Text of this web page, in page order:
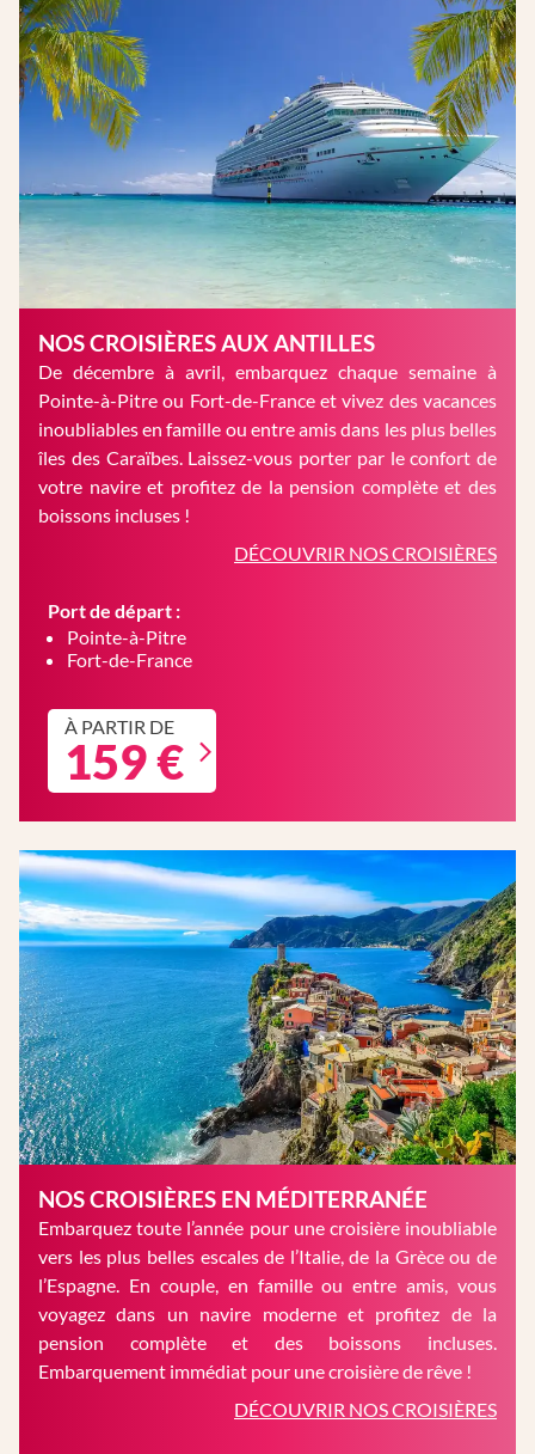
NOS CROISIÈRES AUX ANTILLES
De décembre à avril, embarquez chaque semaine à
Pointe-à-Pitre ou Fort-de-France et vivez des vacances
inoubliables en famille ou entre amis dans les plus belles
îles des Caraïbes. Laissez-vous porter par le confort de
votre navire et profitez de la pension complète et des
boissons incluses !
DÉCOUVRIR NOS CROISIÈRES
Port de départ :
Pointe-à-Pitre
Fort-de-France
À PARTIR DE
159 €
NOS CROISIÈRES EN MÉDITERRANÉE
Embarquez toute l’année pour une croisière inoubliable
vers les plus belles escales de l’Italie, de la Grèce ou de
l’Espagne. En couple, en famille ou entre amis, vous
voyagez dans un navire moderne et profitez de la
pension complète et des boissons incluses.
Embarquement immédiat pour une croisière de rêve !
DÉCOUVRIR NOS CROISIÈRES